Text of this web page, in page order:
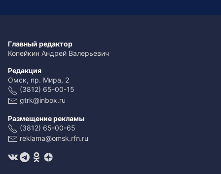
Главный редактор
Копейкин Андрей Валерьевич
Редакция
Омск, пр. Мира, 2
(3812) 65-00-15
gtrk@inbox.ru
Размещение рекламы
(3812) 65-00-65
reklama@omsk.rfn.ru